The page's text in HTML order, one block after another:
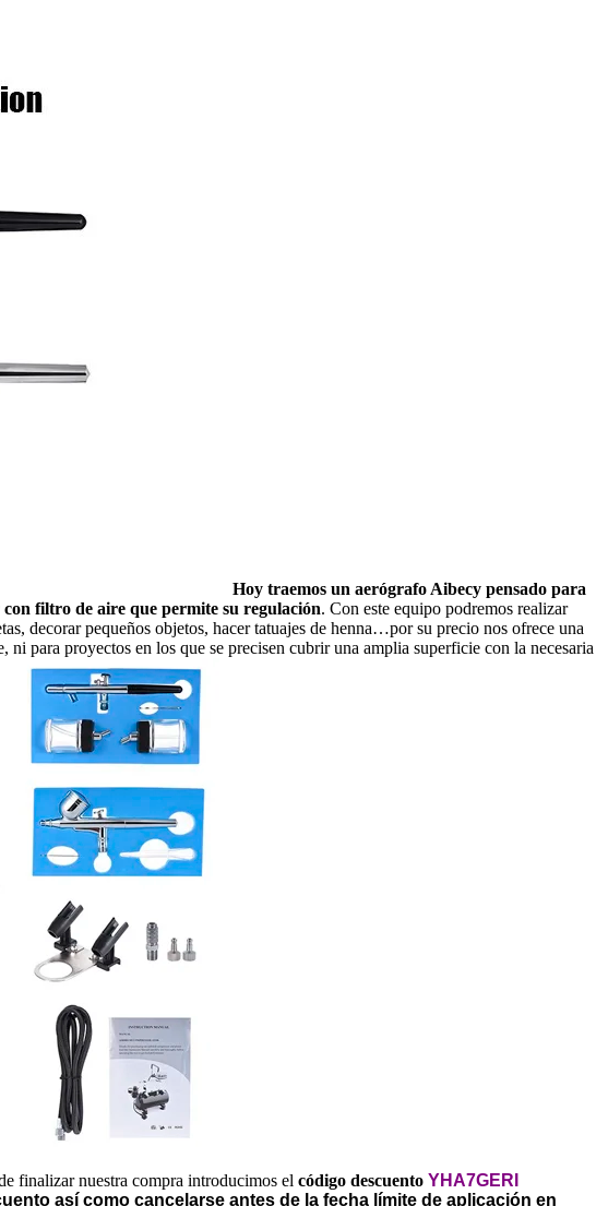
Hoy traemos un aerógrafo Aibecy pensado para
filtro de aire que permite su regulación. Con este equipo podremos realizar
decorar pequeños objetos, hacer tatuajes de henna…por su precio nos ofrece una
para proyectos en los que se precisen cubrir una amplia superficie con la necesaria
finalizar nuestra compra introducimos el código descuento YHA7GERI
así como cancelarse antes de la fecha límite de aplicación en